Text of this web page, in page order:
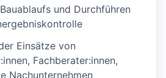
und Durchführen
Einsätze von
Fachberater:innen,
Nachunternehmen